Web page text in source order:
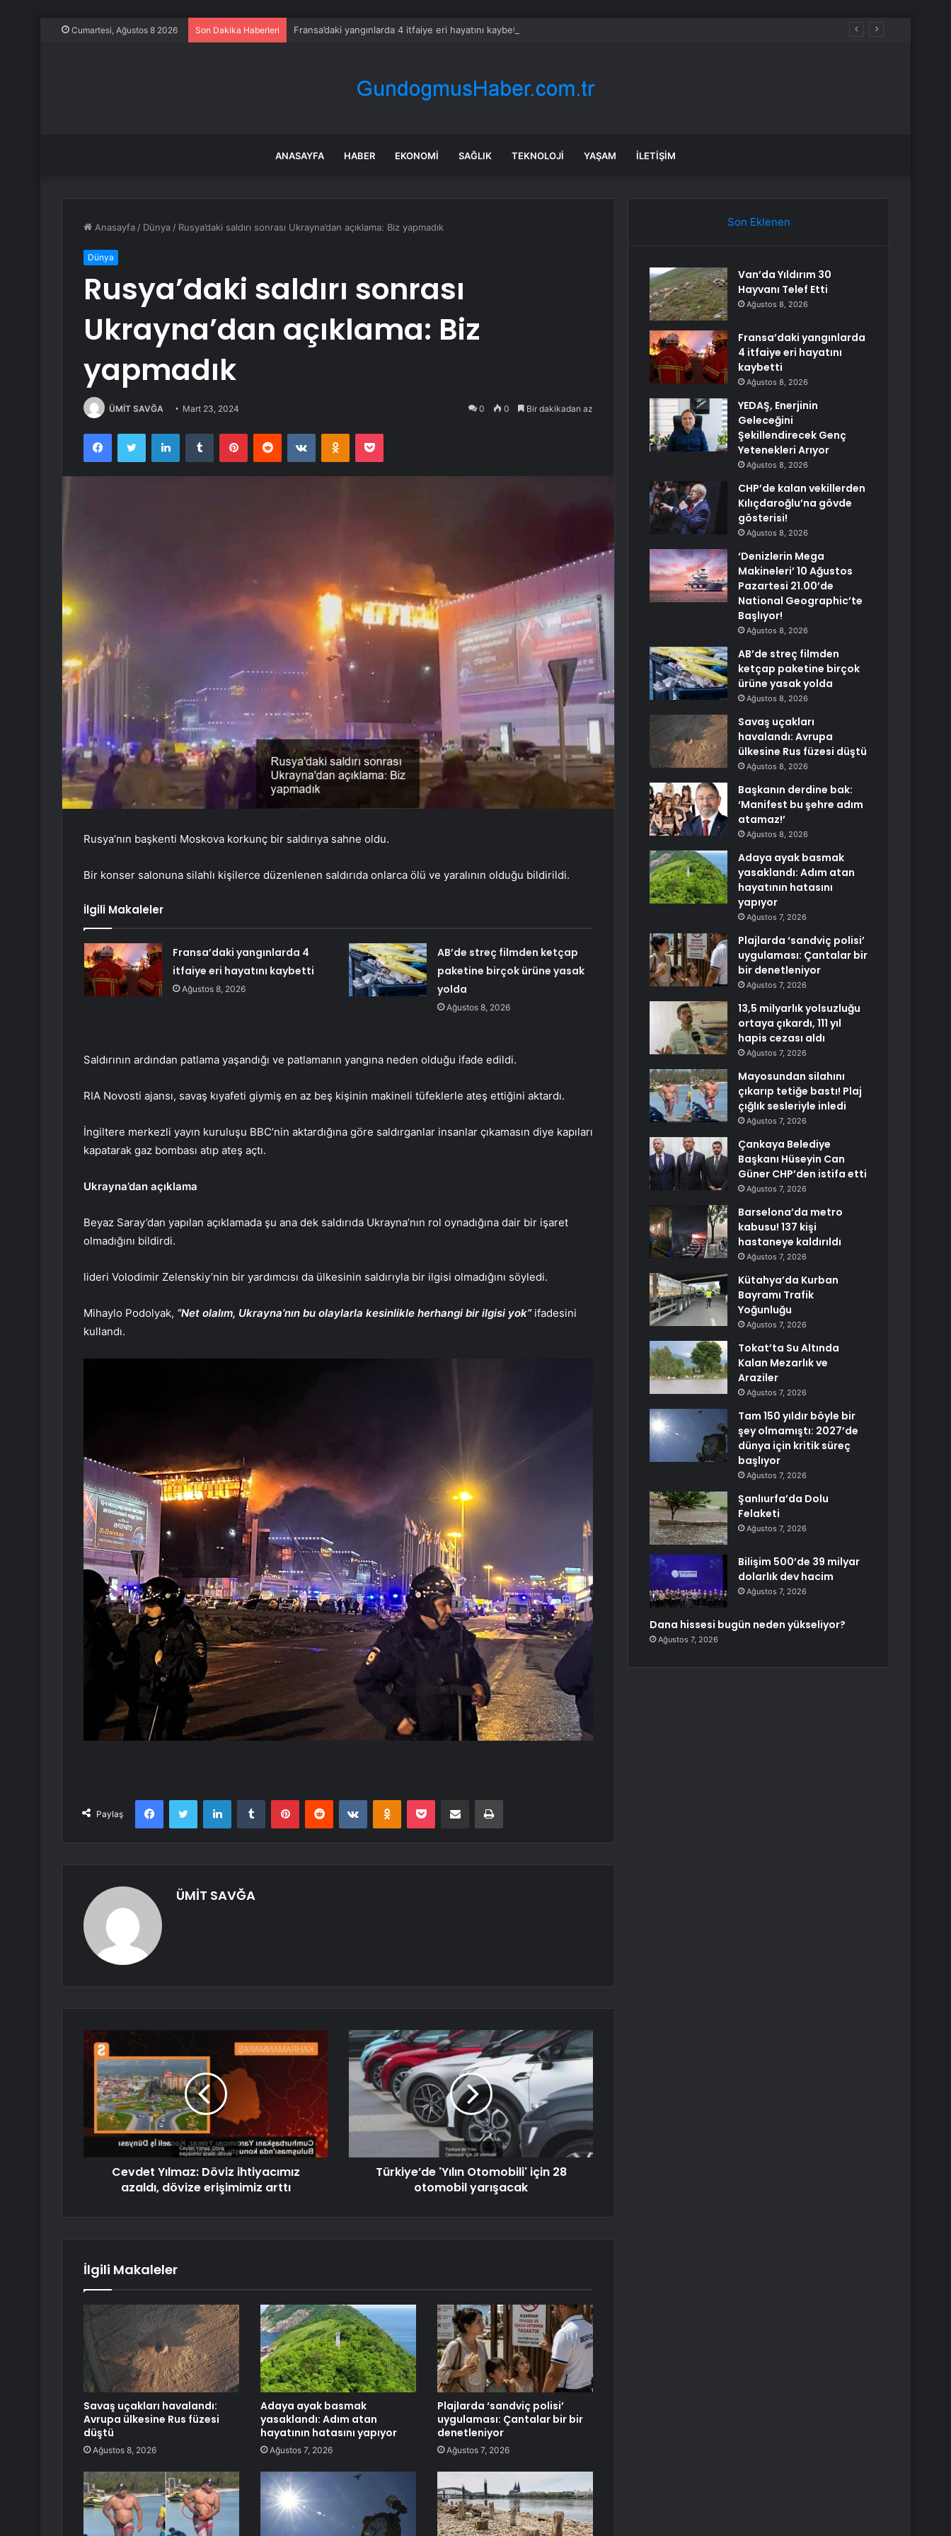
Cumartesi, Ağustos 8 2026 Son Dakika Haberleri Fransa’daki yangınlarda 4 itfaiye eri hayatını kaybetti
ANASAYFA HABER EKONOMI SAĞLIK TEKNOLOJI YAŞAM İLETIŞIM
Anasayfa / Dünya / Rusya’daki saldırı sonrası Ukrayna’dan açıklama: Biz yapmadık
Dünya
Rusya’daki saldırı sonrası
Ukrayna’dan açıklama: Biz
yapmadık
ÜMİT SAVĞA Mart 23, 2024 0 0 Bir dakikadan az
FacebookTwitter LinkedInTumblr PinterestReddit VKontakteOdnoklassniki
Pocket
Rusya’nın başkenti Moskova korkunç bir saldırıya sahne oldu.
Bir konser salonuna silahlı kişilerce düzenlenen saldırıda onlarca ölü ve yaralının olduğu bildirildi.
İlgili Makaleler
Fransa’daki yangınlarda 4
itfaiye eri hayatını kaybetti
Ağustos 8, 2026
AB’de streç filmden ketçap
paketine birçok ürüne yasak
yolda
Ağustos 8, 2026
Saldırının ardından patlama yaşandığı ve patlamanın yangına neden olduğu ifade edildi.
RIA Novosti ajansı, savaş kıyafeti giymiş en az beş kişinin makineli tüfeklerle ateş ettiğini aktardı.
İngiltere merkezli yayın kuruluşu BBC’nin aktardığına göre saldırganlar insanlar çıkamasın diye kapıları
kapatarak gaz bombası atıp ateş açtı.
Ukrayna’dan açıklama
Beyaz Saray’dan yapılan açıklamada şu ana dek saldırıda Ukrayna’nın rol oynadığına dair bir işaret
olmadığını bildirdi.
lideri Volodimir Zelenskiy’nin bir yardımcısı da ülkesinin saldırıyla bir ilgisi olmadığını söyledi.
Mihaylo Podolyak, “Net olalım, Ukrayna’nın bu olaylarla kesinlikle herhangi bir ilgisi yok”ifadesini
kullandı.
Paylaş
FacebookTwitter LinkedInTumblr PinterestReddit VKontakteOdnoklassniki
Pocket E-Posta ile paylaş Yazdır
ÜMİT SAVĞA
Cevdet Yılmaz: Döviz ihtiyacımız
azaldı, dövize erişimimiz arttı
Türkiye’de 'Yılın Otomobili' için 28
otomobil yarışacak
İlgili Makaleler
Savaş uçakları havalandı:
Avrupa ülkesine Rus füzesi
düştü
Ağustos 8, 2026
Adaya ayak basmak
yasaklandı: Adım atan
hayatının hatasını yapıyor
Ağustos 7, 2026
Plajlarda ‘sandviç polisi’
uygulaması: Çantalar bir bir
denetleniyor
Ağustos 7, 2026
Son Eklenen
Van’da Yıldırım 30
Hayvanı Telef Etti
Ağustos 8, 2026
Fransa’daki yangınlarda
4 itfaiye eri hayatını
kaybetti
Ağustos 8, 2026
YEDAŞ, Enerjinin
Geleceğini
Şekillendirecek Genç
Yetenekleri Arıyor
Ağustos 8, 2026
CHP’de kalan vekillerden
Kılıçdaroğlu’na gövde
gösterisi!
Ağustos 8, 2026
‘Denizlerin Mega
Makineleri’ 10 Ağustos
Pazartesi 21.00’de
National Geographic’te
Başlıyor!
Ağustos 8, 2026
AB’de streç filmden
ketçap paketine birçok
ürüne yasak yolda
Ağustos 8, 2026
Savaş uçakları
havalandı: Avrupa
ülkesine Rus füzesi düştü
Ağustos 8, 2026
Başkanın derdine bak:
‘Manifest bu şehre adım
atamaz!’
Ağustos 8, 2026
Adaya ayak basmak
yasaklandı: Adım atan
hayatının hatasını
yapıyor
Ağustos 7, 2026
Plajlarda ‘sandviç polisi’
uygulaması: Çantalar bir
bir denetleniyor
Ağustos 7, 2026
13,5 milyarlık yolsuzluğu
ortaya çıkardı, 111 yıl
hapis cezası aldı
Ağustos 7, 2026
Mayosundan silahını
çıkarıp tetiğe bastı! Plaj
çığlık sesleriyle inledi
Ağustos 7, 2026
Çankaya Belediye
Başkanı Hüseyin Can
Güner CHP’den istifa etti
Ağustos 7, 2026
Barselona’da metro
kabusu! 137 kişi
hastaneye kaldırıldı
Ağustos 7, 2026
Kütahya’da Kurban
Bayramı Trafik
Yoğunluğu
Ağustos 7, 2026
Tokat’ta Su Altında
Kalan Mezarlık ve
Araziler
Ağustos 7, 2026
Tam 150 yıldır böyle bir
şey olmamıştı: 2027’de
dünya için kritik süreç
başlıyor
Ağustos 7, 2026
Şanlıurfa’da Dolu
Felaketi
Ağustos 7, 2026
Bilişim 500’de 39 milyar
dolarlık dev hacim
Ağustos 7, 2026
Dana hissesi bugün neden yükseliyor?
Ağustos 7, 2026